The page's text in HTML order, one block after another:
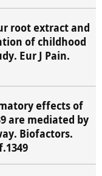
root extract and
of childhood
Eur J Pain.
effects of
are mediated by
Biofactors.